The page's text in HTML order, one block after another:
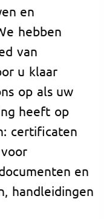
en
hebben
van
u klaar
op als uw
heeft op
certificaten
en
handleidingen